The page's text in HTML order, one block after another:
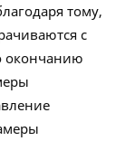
тому,
с
окончанию